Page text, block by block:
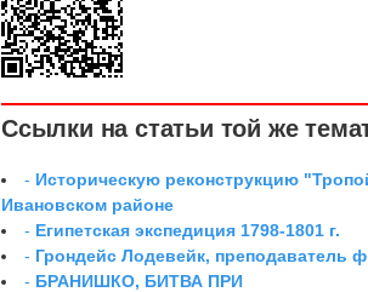
Ссылки на статьи той же
- Историческую реконструкцию
Ивановском районе
- Египетская экспедиция 1798-1801 г.
- Грондейс Лодевейк, преподаватель
- БРАНИШКО, БИТВА ПРИ